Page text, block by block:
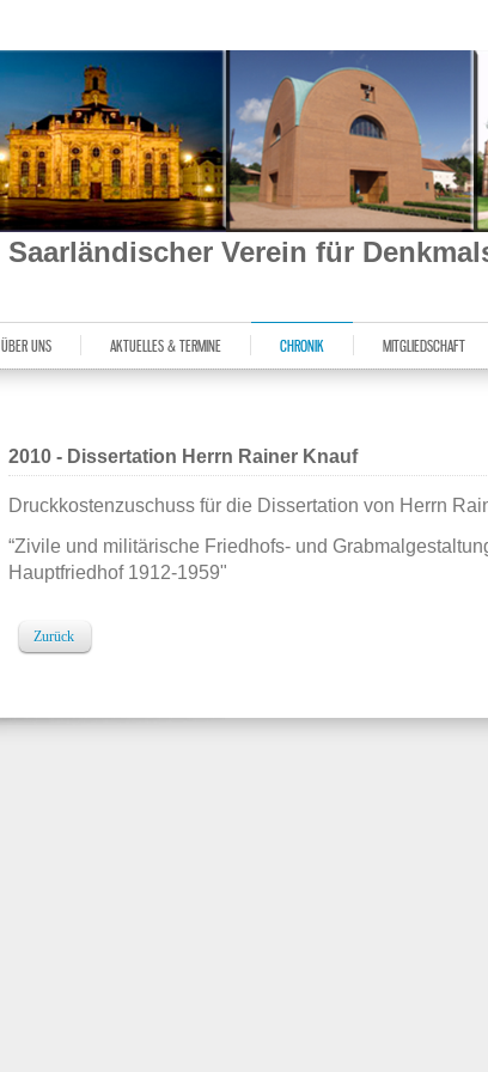
Saarländischer Verein für
ÜBER UNS AKTUELLES & TERMINE CHRONIK MITGLIEDSCHAFT
2010 - Dissertation Herrn Rainer Knauf
Druckkostenzuschuss für die Dissertation von Herrn
“Zivile und militärische Friedhofs- und
Hauptfriedhof 1912-1959"
Zurück